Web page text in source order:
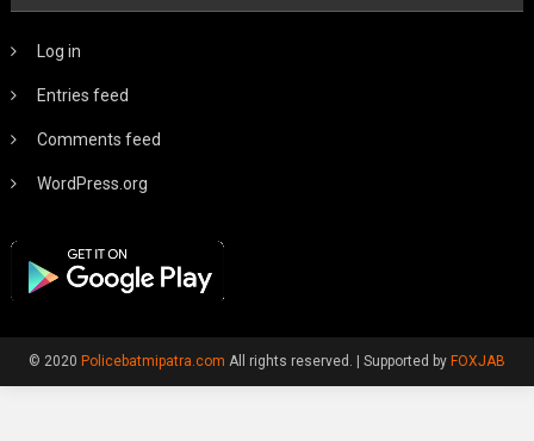
Log in
Entries feed
Comments feed
WordPress.org
© 2020 Policebatmipatra.com All rights reserved. Supported by FOXJAB